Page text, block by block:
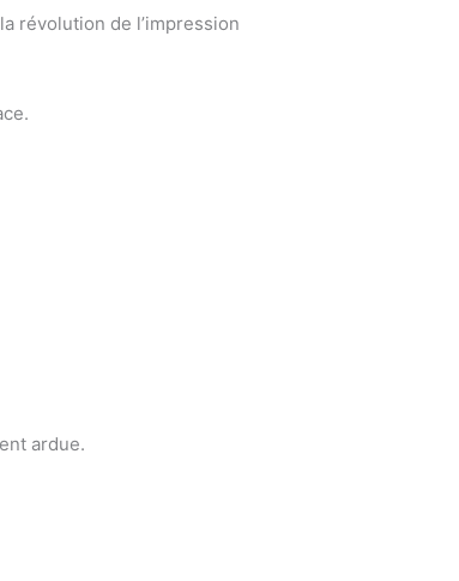
révolution de l’impression
ardue.